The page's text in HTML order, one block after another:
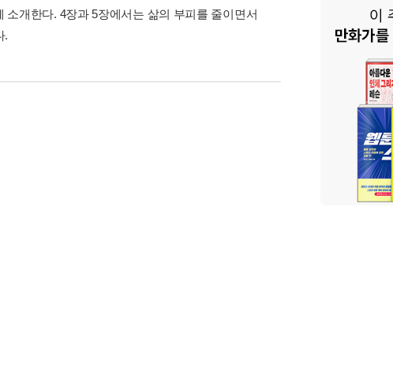
개한다. 4장과 5장에서는 삶의 부피를 줄이면서
.